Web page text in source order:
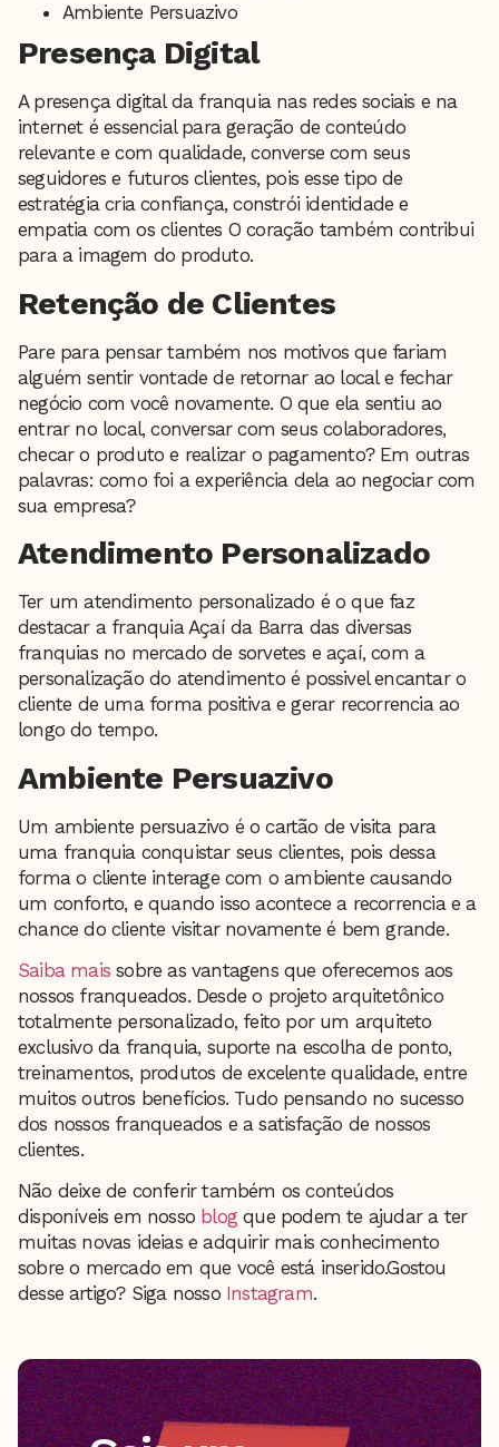
Ambiente Persuazivo
Presença Digital
A presença digital da franquia nas redes sociais e na
internet é essencial para geração de conteúdo
relevante e com qualidade, converse com seus
seguidores e futuros clientes, pois esse tipo de
estratégia cria confiança, constrói identidade e
empatia com os clientes O coração também contribui
para a imagem do produto.
Retenção de Clientes
Pare para pensar também nos motivos que fariam
alguém sentir vontade de retornar ao local e fechar
negócio com você novamente. O que ela sentiu ao
entrar no local, conversar com seus colaboradores,
checar o produto e realizar o pagamento? Em outras
palavras: como foi a experiência dela ao negociar com
sua empresa?
Atendimento Personalizado
Ter um atendimento personalizado é o que faz
destacar a franquia Açaí da Barra das diversas
franquias no mercado de sorvetes e açaí, com a
personalização do atendimento é possivel encantar o
cliente de uma forma positiva e gerar recorrencia ao
longo do tempo.
Ambiente Persuazivo
Um ambiente persuazivo é o cartão de visita para
uma franquia conquistar seus clientes, pois dessa
forma o cliente interage com o ambiente causando
um conforto, e quando isso acontece a recorrencia e a
chance do cliente visitar novamente é bem grande.
Saiba mais sobre as vantagens que oferecemos aos
nossos franqueados. Desde o projeto arquitetônico
totalmente personalizado, feito por um arquiteto
exclusivo da franquia, suporte na escolha de ponto,
treinamentos, produtos de excelente qualidade, entre
muitos outros benefícios. Tudo pensando no sucesso
dos nossos franqueados e a satisfação de nossos
clientes.
Não deixe de conferir também os conteúdos
disponíveis em nosso blogque podem te ajudar a ter
muitas novas ideias e adquirir mais conhecimento
sobre o mercado em que você está inserido.Gostou
desse artigo? Siga nossoInstagram.